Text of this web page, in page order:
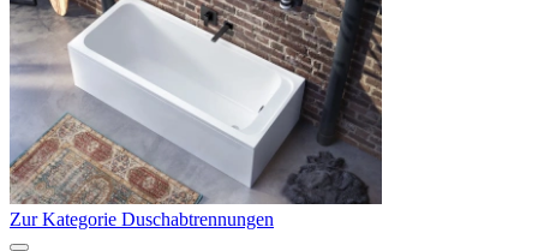
Zur Kategorie Duschabtrennungen